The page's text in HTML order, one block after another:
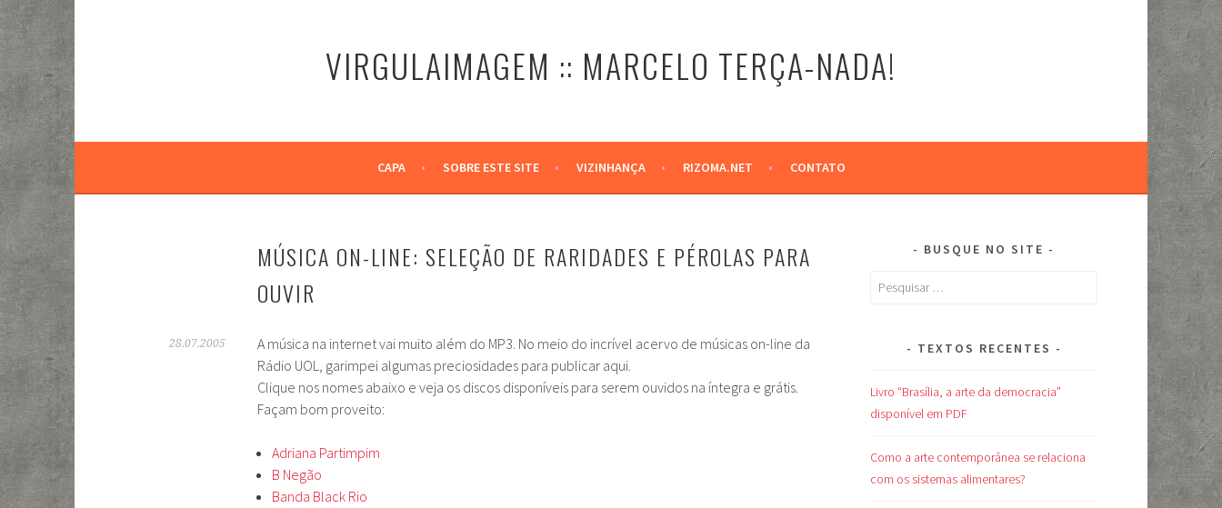
conteúdo
VIRGULAIMAGEM :: MARCELO TERÇA-NADA!
CAPA SOBRE ESTE SITE VIZINHANÇA RIZOMA.NET CONTATO
MÚSICA ON-LINE: SELEÇÃO DE RARIDADES E PÉROLAS PARA
OUVIR
28.07.2005
A música na internet vai muito além do MP3. No meio do incrível acervo de músicas on-line da
Rádio UOL, garimpei algumas preciosidades para publicar aqui.
Clique nos nomes abaixo e veja os discos disponíveis para serem ouvidos na íntegra e grátis.
Façam bom proveito:
Adriana Partimpim
B Negão
Banda Black Rio
BUSQUE NO SITE
Pesquisar
TEXTOS RECENTES
Livro “Brasília, a arte da democracia”
disponível em PDF
Como a arte contemporânea se relaciona
com os sistemas alimentares?